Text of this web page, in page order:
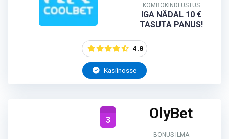
KOMBOKINDLUSTUS
IGA NÄDAL 10 €
TASUTA PANUS!
4.8
Kasiinosse
3 OlyBet
BONUS ILMA